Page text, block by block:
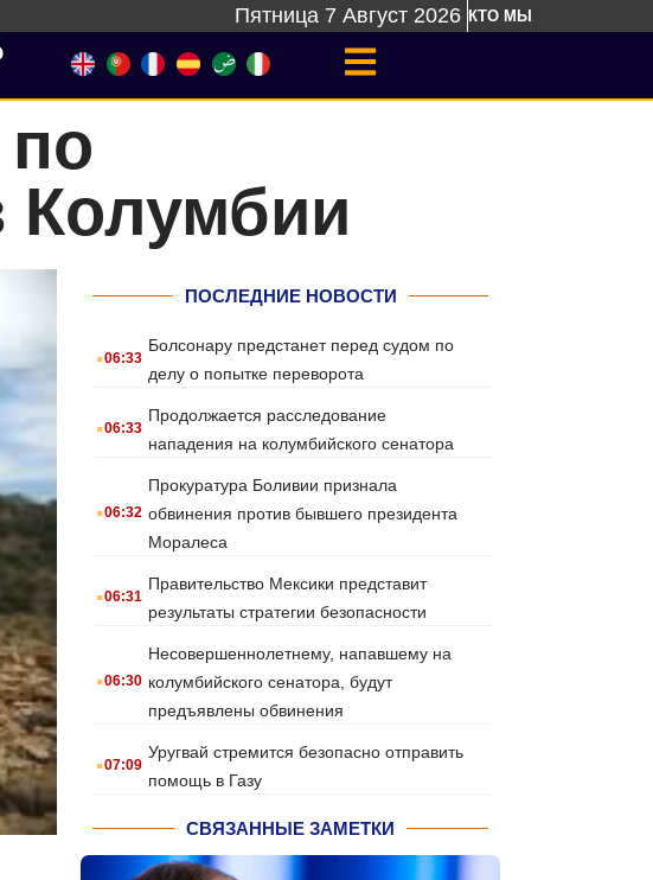
Пятница 7 Август 2026 КТО МЫ
Колумбии
ПОСЛЕДНИЕ НОВОСТИ
.06:33
Болсонару предстанет перед судом по
делу о попытке переворота
.06:33
Продолжается расследование
нападения на колумбийского сенатора
.06:32
Прокуратура Боливии признала
обвинения против бывшего президента
Моралеса
.06:31
Правительство Мексики представит
результаты стратегии безопасности
.06:30
Несовершеннолетнему, напавшему на
колумбийского сенатора, будут
предъявлены обвинения
.07:09
Уругвай стремится безопасно отправить
помощь в Газу
СВЯЗАННЫЕ ЗАМЕТКИ